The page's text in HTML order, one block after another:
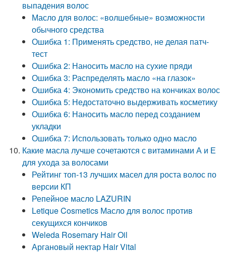
выпадения волос
Масло для волос: «волшебные» возможности
обычного средства
Ошибка 1: Применять средство, не делая патч-
тест
Ошибка 2: Наносить масло на сухие пряди
Ошибка 3: Распределять масло «на глазок»
Ошибка 4: Экономить средство на кончиках волос
Ошибка 5: Недостаточно выдерживать косметику
Ошибка 6: Наносить масло перед созданием
укладки
Ошибка 7: Использовать только одно масло
Какие масла лучше сочетаются с витаминами А и Е
для ухода за волосами
Рейтинг топ-13 лучших масел для роста волос по
версии КП
Репейное масло LAZURIN
Letique Cosmetics Масло для волос против
секущихся кончиков
Weleda Rosemary Hair Oil
Аргановый нектар Hair Vital